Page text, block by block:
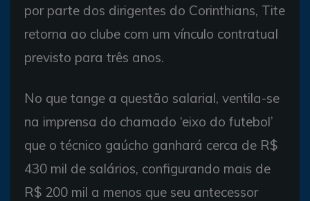
por parte dos dirigentes do Corinthians, Tite
retorna ao clube com um vínculo contratual
previsto para três anos.
No que tange a questão salarial, ventila-se
na imprensa do chamado ‘eixo do futebol’
que o técnico gaúcho ganhará cerca de R$
430 mil de salários, configurando mais de
R$ 200 mil a menos que seu antecessor